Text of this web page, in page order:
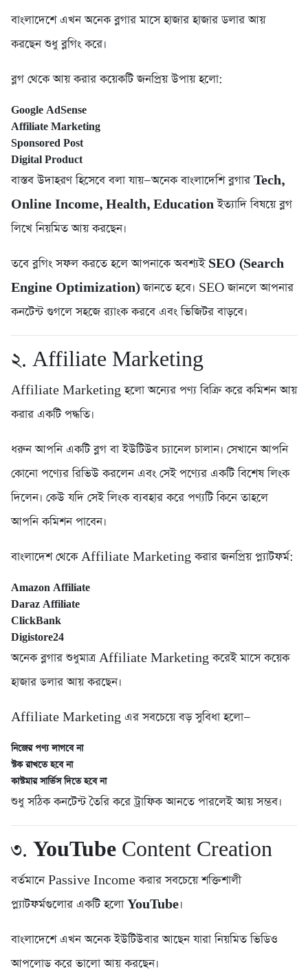
বাংলাদেশে এখন অনেক ব্লগার মাসে হাজার হাজার ডলার আয়
করছেন শুধু ব্লগিং করে।
ব্লগ থেকে আয় করার কয়েকটি জনপ্রিয় উপায় হলো:
Google AdSense
Affiliate Marketing
Sponsored Post
Digital Product
বাস্তব উদাহরণ হিসেবে বলা যায়—অনেক বাংলাদেশি ব্লগারTech,
Online Income, Health, Educationইত্যাদি বিষয়ে ব্লগ
লিখে নিয়মিত আয় করছেন।
তবে ব্লগিং সফল করতে হলে আপনাকে অবশ্যইSEO (Search
Engine Optimization)জানতে হবে। SEO জানলে আপনার
কনটেন্ট গুগলে সহজে র‍্যাংক করবে এবং ভিজিটর বাড়বে।
২. Affiliate Marketing
Affiliate Marketing হলো অন্যের পণ্য বিক্রি করে কমিশন আয়
করার একটি পদ্ধতি।
ধরুন আপনি একটি ব্লগ বা ইউটিউব চ্যানেল চালান। সেখানে আপনি
কোনো পণ্যের রিভিউ করলেন এবং সেই পণ্যের একটি বিশেষ লিংক
দিলেন। কেউ যদি সেই লিংক ব্যবহার করে পণ্যটি কিনে তাহলে
আপনি কমিশন পাবেন।
বাংলাদেশ থেকে Affiliate Marketing করার জনপ্রিয় প্ল্যাটফর্ম:
Amazon Affiliate
Daraz Affiliate
ClickBank
Digistore24
অনেক ব্লগার শুধুমাত্র Affiliate Marketing করেই মাসে কয়েক
হাজার ডলার আয় করছেন।
Affiliate Marketing এর সবচেয়ে বড় সুবিধা হলো—
নিজের পণ্য লাগবে না
স্টক রাখতে হবে না
কাস্টমার সার্ভিস দিতে হবে না
শুধু সঠিক কনটেন্ট তৈরি করে ট্রাফিক আনতে পারলেই আয় সম্ভব।
৩. YouTube Content Creation
বর্তমানে Passive Income করার সবচেয়ে শক্তিশালী
প্ল্যাটফর্মগুলোর একটি হলোYouTube।
বাংলাদেশে এখন অনেক ইউটিউবার আছেন যারা নিয়মিত ভিডিও
আপলোড করে ভালো আয় করছেন।